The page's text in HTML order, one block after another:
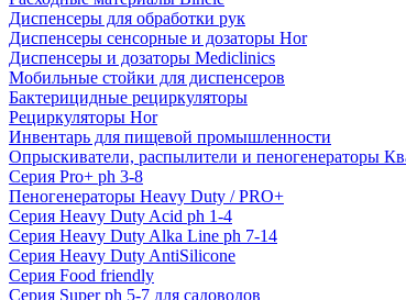
Диспенсеры для обработки рук
Диспенсеры сенсорные и дозаторы Hor
Диспенсеры и дозаторы Mediclinics
Мобильные стойки для диспенсеров
Бактерицидные рециркуляторы
Рециркуляторы Hor
Инвентарь для пищевой промышленности
Опрыскиватели, распылители и пеногенераторы
Серия Pro+ ph 3-8
Пеногенераторы Heavy Duty / PRO+
Серия Heavy Duty Acid ph 1-4
Серия Heavy Duty Alka Line ph 7-14
Серия Heavy Duty AntiSilicone
Серия Food friendly
Серия Super ph 5-7 для садоводов